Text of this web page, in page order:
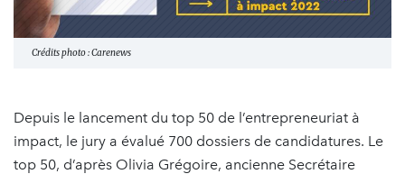
Crédits photo : Carenews
Depuis le lancement du top 50 de l’entrepreneuriat à
impact, le jury a évalué 700 dossiers de candidatures. Le
top 50, d’après Olivia Grégoire, ancienne Secrétaire